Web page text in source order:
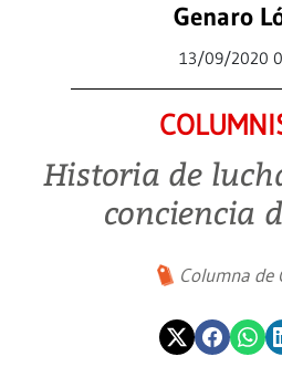
Genaro
13/09/2020
Historia de
conciencia
Columna de